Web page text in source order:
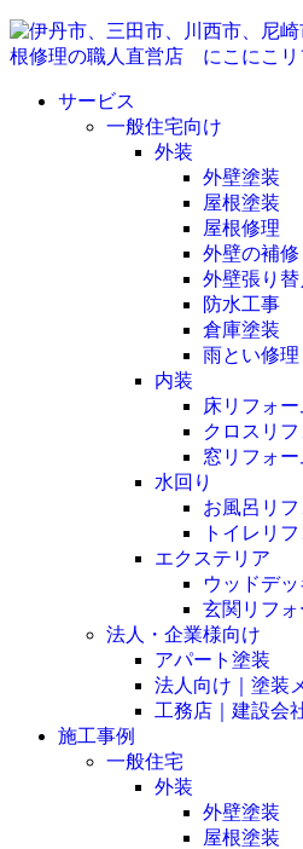
サービス
一般住宅向け
外装
外壁塗装
屋根塗装
屋根修理
外壁の補修
外壁張り
防水工事
倉庫塗装
雨とい修理
内装
床リフォー
クロスリ
窓リフォー
水回り
お風呂リフ
トイレリ
エクステリア
ウッドデ
玄関リフォ
法人・企業様向け
アパート塗装
法人向け｜塗装
工務店｜建設会
施工事例
一般住宅
外装
外壁塗装
屋根塗装